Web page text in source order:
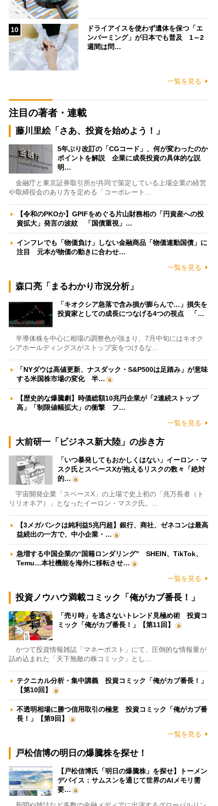
10
ドライアイスを使わず遺体を保つ「エ
ンバーミング」が日本でも普及 1～2
週間は問…
一覧を見る
注目の著者・連載
藤川里絵「さあ、投資を始めよう！」
5年ぶり改訂の「CGコード」、何が変わったのか
ポイントを解説 企業に成長投資の具体的な説
明…
金融庁と東京証券取引所が共同で策定している上場企業の経営
や取締役会のあり方を定める「コーポレート…
【令和のPKOか】GPIFをめぐる片山財務相の「円資産への投
資拡大」発言の波紋 「国債重視」…
インフレでも「物価負け」しない金融商品「物価連動国債」に
注目 元本が物価の動きに合わせ…
一覧を見る
森口亮「まるわかり市況分析」
「キオクシア急落で含み損が膨らんで…」損失を
投資家としての成長につなげる4つの視点 「…
半導体株を中心に相場の調整色が強まり、7月中旬にはキオク
シアホールディングスがストップ安をつけるな…
「NYダウは高値更新、ナスダック・S&P500は足踏み」が意味
する米国株市場の変化 半…
【歴史的な爆騰劇】時価総額10兆円企業が「2連続ストップ
高」「制限値幅拡大」の衝撃 フ…
一覧を見る
大前研一「ビジネス新大陸」の歩き方
「いつ暴発してもおかしくはない」イーロン・マ
スク氏とスペースXが抱えるリスクの数々「絶対
的…
宇宙開発企業「スペースX」の上場で史上初の「兆万長者（ト
リリオネア）」となったイーロン・マスク氏。…
【3メガバンクは純利益5兆円超】銀行、商社、ゼネコンは最高
益続出の一方で、中小企業・…
急増する中国企業の“国籍ロンダリング” SHEIN、TikTok、
Temu…本社機能を海外に移転させ…
一覧を見る
投資ノウハウ満載コミック「俺がカブ番長！」
「売り時」を逃さないトレンド見極め術 投資コ
ミック「俺がカブ番長！」【第11回】
かつて投資情報雑誌「マネーポスト」にて、圧倒的な情報量が
詰め込まれた「天下無敵の株コミック」とし…
テクニカル分析・集中講義 投資コミック「俺がカブ番長！」
【第10回】
不透明相場に勝つ信用取引の極意 投資コミック「俺がカブ番
長！」【第9回】
一覧を見る
戸松信博の明日の爆騰株を探せ！
【戸松信博氏「明日の爆騰株」を探せ】トーメン
デバイス：サムスンを通じて世界のAIメモリ需
要…